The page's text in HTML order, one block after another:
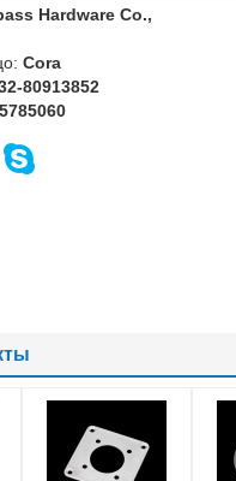
Hardware Co.,
Cora
80913852